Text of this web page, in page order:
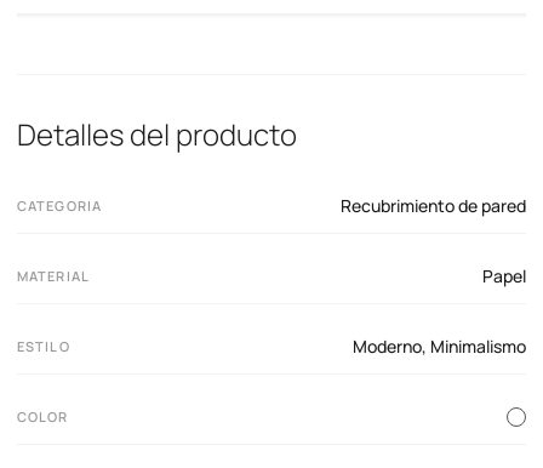
Detalles del producto
CATEGORIA Recubrimiento de pared
MATERIAL Papel
ESTILO Moderno, Minimalismo
COLOR